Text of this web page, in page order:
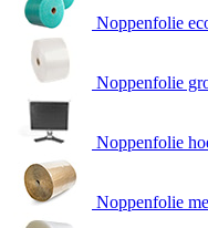
Noppenfolie
Noppenfolie
Noppenfolie
Noppenfolie